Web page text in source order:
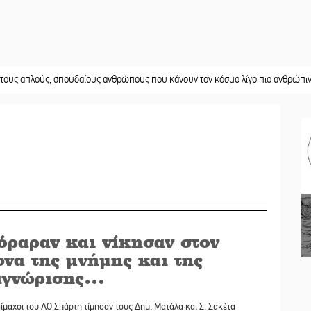
σπουδαίους ανθρώπους που κάνουν τον κόσμο λίγο πιο ανθρώπινο» ||
και νίκησαν στον
της μνήμης και της
του ΑΟ Σπάρτη τίμησαν τους Δημ. Ματάλα και Σ. Σακέτα